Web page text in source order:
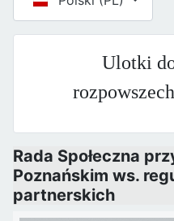
Ulotki
Rada Społeczna
Poznańskim ws.
partnerskich